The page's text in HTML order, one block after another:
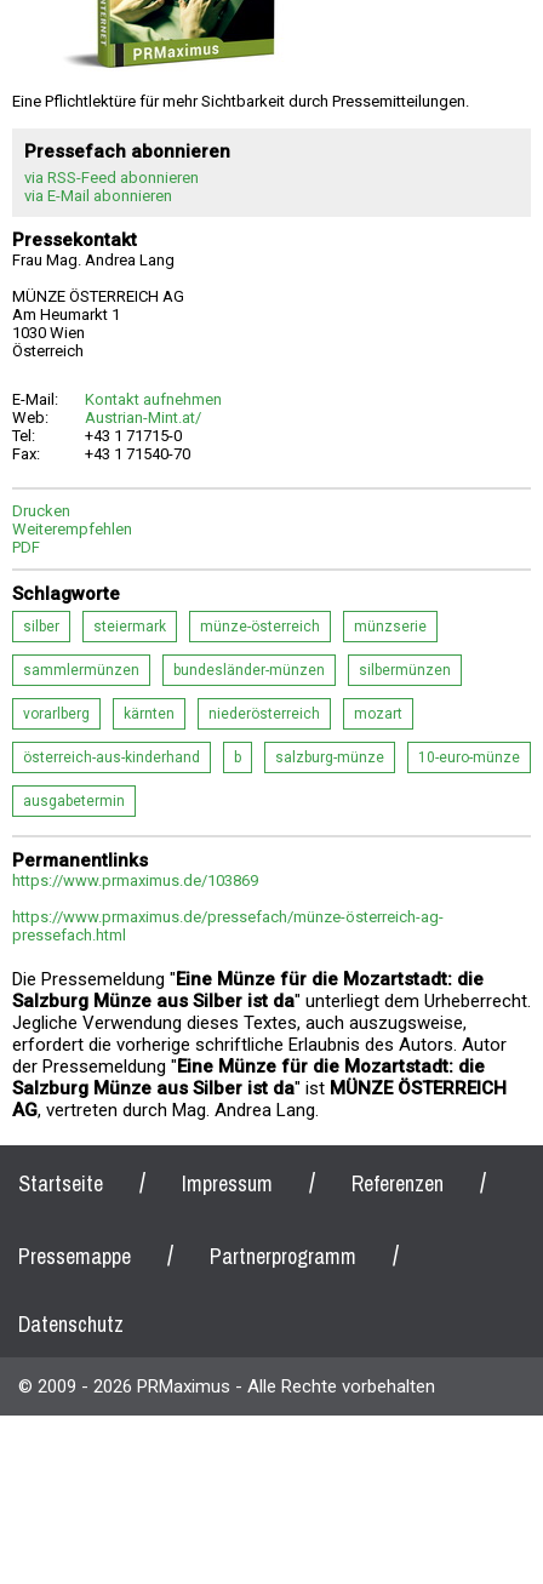
Eine Pflichtlektüre für mehr Sichtbarkeit durch Pressemitteilungen.
Pressefach abonnieren
via RSS-Feed abonnieren
via E-Mail abonnieren
Pressekontakt
Frau Mag. Andrea Lang
MÜNZE ÖSTERREICH AG
Am Heumarkt 1
1030 Wien
Österreich
E-Mail:
Kontakt aufnehmen
Web:
Austrian-Mint.at/
Tel:
+43 1 71715-0
Fax:
+43 1 71540-70
Drucken
Weiterempfehlen
PDF
Schlagworte
silber steiermark münze-österreich münzserie
sammlermünzen bundesländer-münzen silbermünzen
vorarlberg kärnten niederösterreich mozart
österreich-aus-kinderhand b salzburg-münze 10-euro-münze
ausgabetermin
Permanentlinks
https://www.prmaximus.de/103869
https://www.prmaximus.de/pressefach/münze-österreich-ag-
pressefach.html
Die Pressemeldung "Eine Münze für die Mozartstadt: die
Salzburg Münze aus Silber ist da" unterliegt dem Urheberrecht.
Jegliche Verwendung dieses Textes, auch auszugsweise,
erfordert die vorherige schriftliche Erlaubnis des Autors. Autor
der Pressemeldung "Eine Münze für die Mozartstadt: die
Salzburg Münze aus Silber ist da" ist MÜNZE ÖSTERREICH
AG, vertreten durch Mag. Andrea Lang.
Startseite / Impressum / Referenzen /
Pressemappe / Partnerprogramm /
Datenschutz
© 2009 - 2026 PRMaximus - Alle Rechte vorbehalten